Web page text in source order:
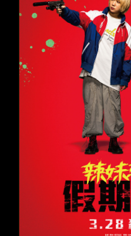
お問い合わせ
ファンイベント